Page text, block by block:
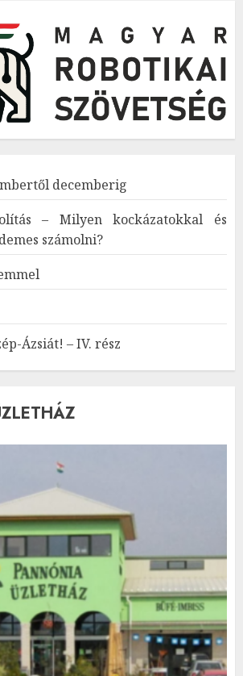
decemberig
– Milyen kockázatokkal és
számolni?
Ázsiát! – IV. rész